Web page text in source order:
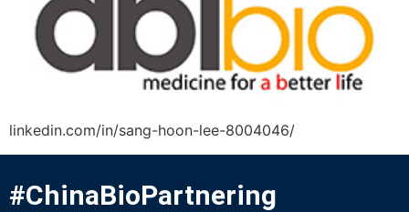
linkedin.com/in/sang-hoon-lee-8004046/
#ChinaBioPartnering